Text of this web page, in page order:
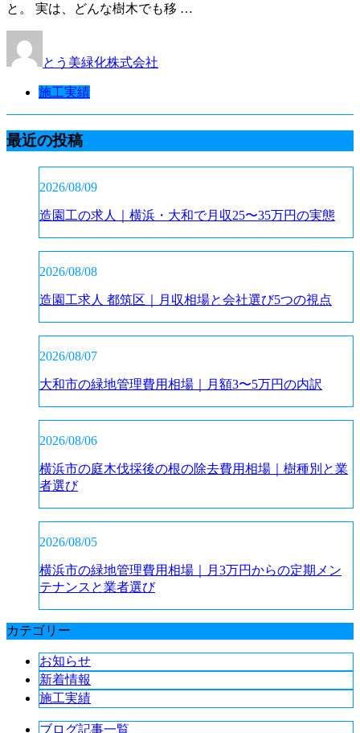
と。 実は、どんな樹木でも移 …
とう美緑化株式会社
施工実績
最近の投稿
2026/08/09
造園工の求人｜横浜・大和で月収25〜35万円の実態
2026/08/08
造園工求人 都筑区｜月収相場と会社選び5つの視点
2026/08/07
大和市の緑地管理費用相場｜月額3〜5万円の内訳
2026/08/06
横浜市の庭木伐採後の根の除去費用相場｜樹種別と業
者選び
2026/08/05
横浜市の緑地管理費用相場｜月3万円からの定期メン
テナンスと業者選び
カテゴリー
お知らせ
新着情報
施工実績
ブログ記事一覧